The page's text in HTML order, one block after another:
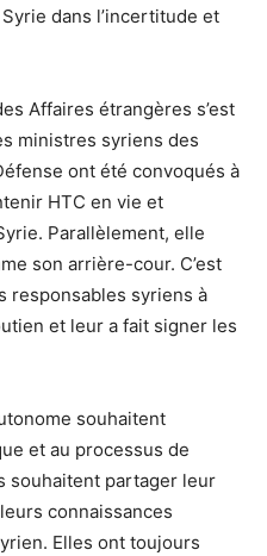
dans l’incertitude et
Affaires étrangères s’est
ministres syriens des
ont été convoqués à
HTC en vie et
Parallèlement, elle
son arrière-cour. C’est
responsables syriens à
et leur a fait signer les
souhaitent
et au processus de
souhaitent partager leur
connaissances
Elles ont toujours